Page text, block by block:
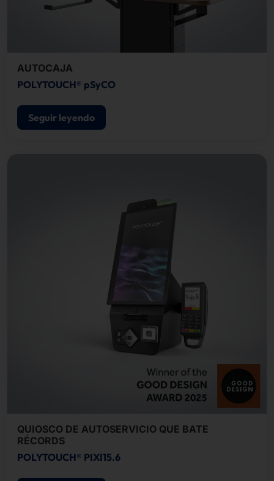
AUTOCAJA
POLYTOUCH® pSyCO
Seguir leyendo
QUIOSCO DE AUTOSERVICIO QUE BATE
RÉCORDS
POLYTOUCH® PIXI15.6